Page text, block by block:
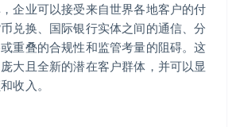
企业可以接受来自世界各地客户的付
兑换、国际银行实体之间的通信、分
重叠的合规性和监管考量的阻碍。这
大且全新的潜在客户群体，并可以显
收入。